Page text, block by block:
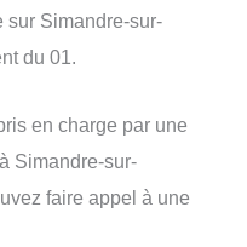
sur Simandre-sur-
du 01.
en charge par une
Simandre-sur-
faire appel à une